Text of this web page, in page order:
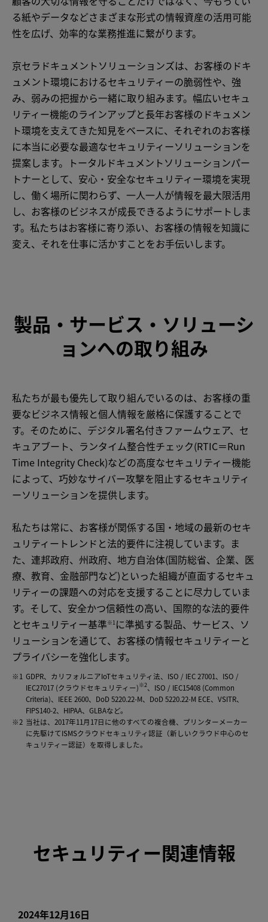
る紙やデータなどさまざまな形式の情報資産の活用可能
性を広げ、効率的な業務推進に繋がります。
京セラドキュメントソリューションズは、お客様のドキ
ュメント環境におけるセキュリティーの脆弱性や、強
み、弱みの把握から一緒に取り組みます。幅広いセキュ
リティー機能のラインアップと長年お客様のドキュメン
ト環境を支えてきた知見をベースに、それぞれのお客様
に本当に必要な最適なセキュリティーソリューションを
提案します。トータルドキュメントソリューションパー
トナーとして、安心・安全なセキュリティー環境を実現
し、働く場所に関わらず、一人一人が情報を最大限活用
し、お客様のビジネスが成長できるようにサポートしま
す。私たちはお客様に寄り添い、お客様の情報を知識に
変え、それを仕事に活かすことをお手伝いします。
製品・サービス・ソリューシ
ョンへの取り組み
私たちが最も優先して取り組んでいるのは、お客様の重
要なビジネス情報と個人情報を厳格に保護することで
す。そのために、デジタル署名付きファームウェア、セ
キュアブート、ランタイム整合性チェック(RTIC＝Run
Time Integrity Check)などの高度なセキュリティー機能
によって、巧妙なサイバー攻撃を阻止するセキュリティ
ーソリューションを提供します。
私たちは常に、お客様が関係する国・地域の最新のセキ
ュリティートレンドと法的要件に注視しています。ま
た、連邦政府、州政府、地方自治体(国防総省、企業、医
療、教育、金融部門など)といった組織が直面するセキュ
リティーの課題への対応を支援することに尽力していま
す。そして、安全かつ信頼性の高い、国際的な法的要件
とセキュリティー基準※1に準拠する製品、サービス、ソ
リューションを通じて、お客様の情報セキュリティーと
プライバシーを強化します。
※1 GDPR、カリフォルニアIoTセキュリティ法、ISO / IEC 27001、ISO /
IEC27017 (クラウドセキュリティー)※2、ISO / IEC15408 (Common
Criteria)、IEEE 2600、DoD 5220.22-M、DoD 5220.22-M ECE、VSITR、
FIPS140-2、HIPAA、GLBAなど。
※2 当社は、2017年11月17日に他のすべての複合機、プリンターメーカー
に先駆けてISMSクラウドセキュリティ認証（新しいクラウド中心のセ
キュリティー認証）を取得しました。
セキュリティー関連情報
2024年12月16日